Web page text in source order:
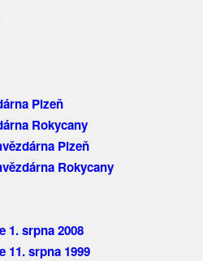
Plzeň
Rokycany
Plzeň
Rokycany
1. srpna 2008
11. srpna 1999